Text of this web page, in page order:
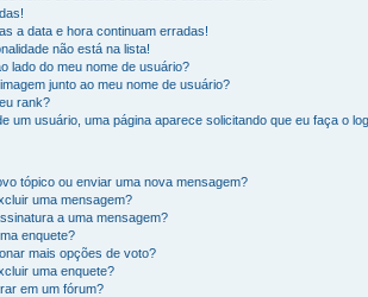
a data e hora continuam erradas!
não está na lista!
lado do meu nome de usuário?
junto ao meu nome de usuário?
rank?
um usuário, uma página aparece solicitando que eu faça o
tópico ou enviar uma nova mensagem?
uma mensagem?
a uma mensagem?
enquete?
mais opções de voto?
uma enquete?
em um fórum?